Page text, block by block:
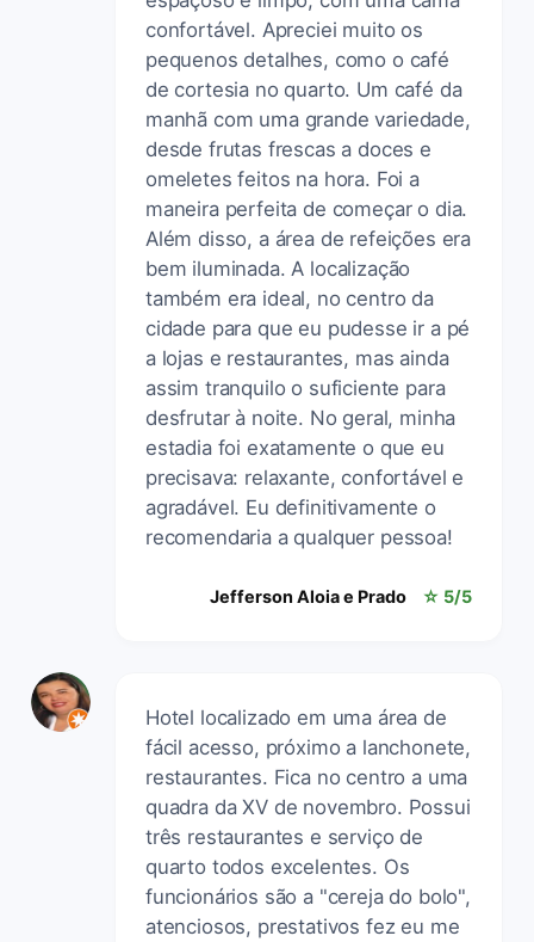
confortável. Apreciei muito os
pequenos detalhes, como o café
de cortesia no quarto. Um café da
manhã com uma grande variedade,
desde frutas frescas a doces e
omeletes feitos na hora. Foi a
maneira perfeita de começar o dia.
Além disso, a área de refeições era
bem iluminada. A localização
também era ideal, no centro da
cidade para que eu pudesse ir a pé
a lojas e restaurantes, mas ainda
assim tranquilo o suficiente para
desfrutar à noite. No geral, minha
estadia foi exatamente o que eu
precisava: relaxante, confortável e
agradável. Eu definitivamente o
recomendaria a qualquer pessoa!
Jefferson Aloia e Prado ☆ 5/5
Hotel localizado em uma área de
fácil acesso, próximo a lanchonete,
restaurantes. Fica no centro a uma
quadra da XV de novembro. Possui
três restaurantes e serviço de
quarto todos excelentes. Os
funcionários são a "cereja do bolo",
atenciosos, prestativos fez eu me